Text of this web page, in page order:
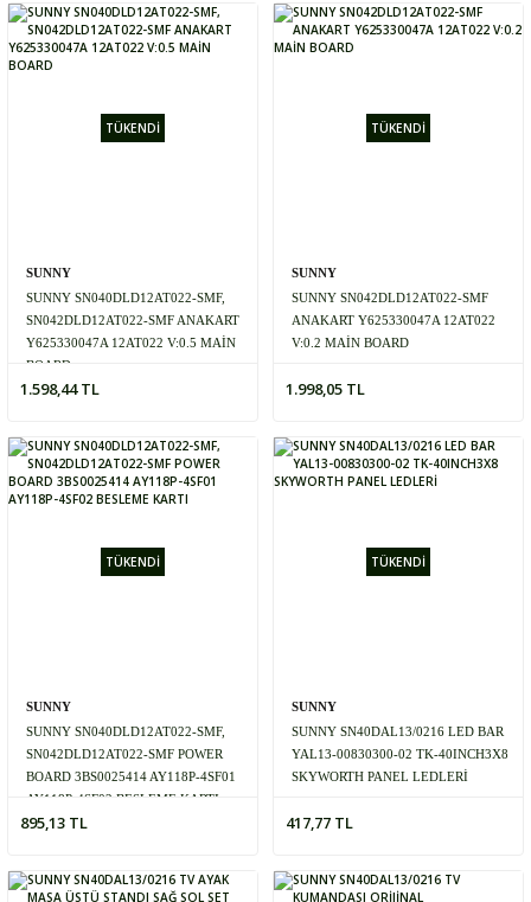
TÜKENDİ
SUNNY
SUNNY SN040DLD12AT022-SMF,
SN042DLD12AT022-SMF ANAKART
Y625330047A 12AT022 V:0.5 MAİN
BOARD
1.598,44 TL
TÜKENDİ
SUNNY
SUNNY SN042DLD12AT022-SMF
ANAKART Y625330047A 12AT022
V:0.2 MAİN BOARD
1.998,05 TL
TÜKENDİ
SUNNY
SUNNY SN040DLD12AT022-SMF,
SN042DLD12AT022-SMF POWER
BOARD 3BS0025414 AY118P-4SF01
AY118P-4SF02 BESLEME KARTI
895,13 TL
TÜKENDİ
SUNNY
SUNNY SN40DAL13/0216 LED BAR
YAL13-00830300-02 TK-40INCH3X8
SKYWORTH PANEL LEDLERİ
417,77 TL